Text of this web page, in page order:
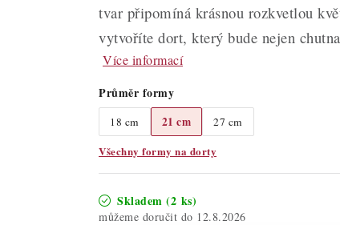
tvar připomíná krásnou rozkvetlou
vytvoříte dort, který bude nejen
Více informací
Průměr formy
18 cm 21 cm 27 cm
Všechny formy na dorty
Skladem (2 ks)
12.8.2026